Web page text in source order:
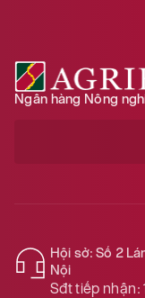
Ngân hàng Nông
Hội sở: Số 2
Nội
Sđt tiếp nhận: